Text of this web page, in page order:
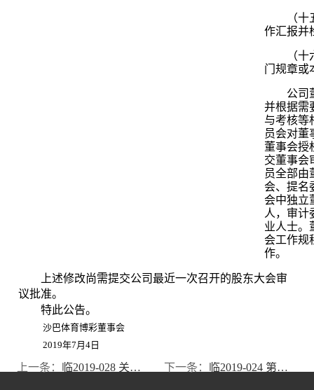
（
作汇报并
（
门规章或
公司
并根据需
与考核等
员会对董
董事会授
交董事会
员全部由
会、提名
会中独立
人，审计
业人士。
会工作规
作。
上述修改尚需提交公司最近一次召开的股东大会审
议批准。
特此公告。
沙巴体育博彩董事会
2019年7 月4 日
上一条： 临2019-028 关于公司董事辞职的公告 下一条： 临2019-024 第八届董事会第四次会议决议公告